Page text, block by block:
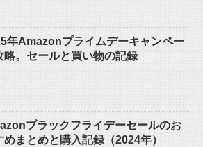
年Amazonプライムデーキャンペー
略。セールと買い物の記録
ブラックフライデーセールのお
めまとめと購入記録（2024年）